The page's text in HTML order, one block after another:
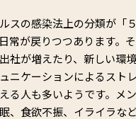
スの感染法上の分類が「
常が戻りつつあります。
社が増えたり、新しい環
ニケーションによるスト
る人も多いようです。メ
、食欲不振、イライラな